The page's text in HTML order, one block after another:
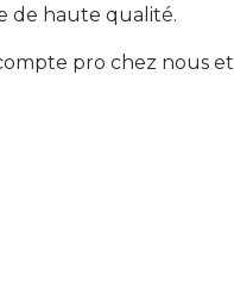
de haute qualité.
pro chez nous et